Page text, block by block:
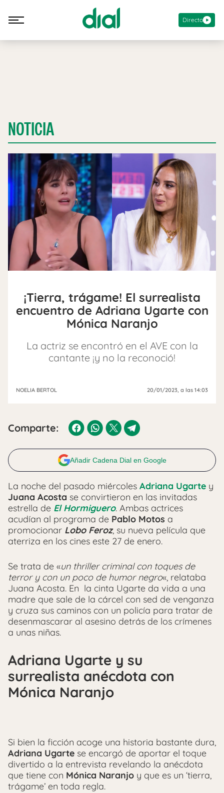
Directo
NOTICIA
¡Tierra, trágame! El surrealista
encuentro de Adriana Ugarte con
Mónica Naranjo
La actriz se encontró en el AVE con la
cantante ¡y no la reconoció!
NOELIA BERTOL 20/01/2023, a las 14:03
Comparte:
Añadir Cadena Dial en Google
La noche del pasado miércoles Adriana Ugarte y
Juana Acosta se convirtieron en las invitadas
estrella de El Hormiguero. Ambas actrices
acudían al programa de Pablo Motos a
promocionar Lobo Feroz, su nueva película que
aterriza en los cines este 27 de enero.
Se trata de «un thriller criminal con toques de
terror y con un poco de humor negro«, relataba
Juana Acosta. En la cinta Ugarte da vida a una
madre que sale de la cárcel con sed de venganza
y cruza sus caminos con un policía para tratar de
desenmascarar al asesino detrás de los crímenes
a unas niñas.
Adriana Ugarte y su
surrealista anécdota con
Mónica Naranjo
Si bien la ficción acoge una historia bastante dura,
Adriana Ugarte se encargó de aportar el toque
divertido a la entrevista revelando la anécdota
que tiene con Mónica Naranjo y que es un ‘tierra,
trágame’ en toda regla.